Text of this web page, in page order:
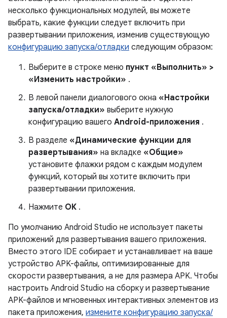
несколько функциональных модулей, вы можете
выбрать, какие функции следует включить при
развертывании приложения, изменив существующую
конфигурацию запуска/отладки следующим образом:
Выберите в строке меню пункт «Выполнить» >
«Изменить настройки» .
В левой панели диалогового окна «Настройки
запуска/отладки» выберите нужную
конфигурацию вашего Android-приложения .
В разделе «Динамические функции для
развертывания» на вкладке «Общие»
установите флажки рядом с каждым модулем
функций, который вы хотите включить при
развертывании приложения.
Нажмите ОК .
По умолчанию Android Studio не использует пакеты
приложений для развертывания вашего приложения.
Вместо этого IDE собирает и устанавливает на ваше
устройство APK-файлы, оптимизированные для
скорости развертывания, а не для размера APK. Чтобы
настроить Android Studio на сборку и развертывание
APK-файлов и мгновенных интерактивных элементов из
пакета приложения, измените конфигурацию запуска/